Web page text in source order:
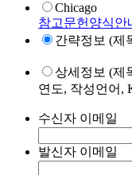
Chicago
참고문헌양식안
간략정보 (제
상세정보 (제
연도, 작성언어,
수신자 이메일
발신자 이메일